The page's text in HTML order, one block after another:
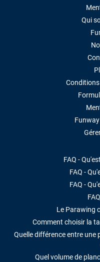
Qui
FAQ -
FAQ -
FAQ -
Le Parawing
Comment choisir la
Quelle différence entre
Quel volume de